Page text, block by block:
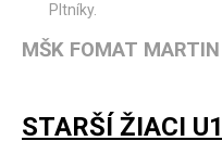
Pltníky.
MŠK FOMAT
STARŠÍ ŽIACI